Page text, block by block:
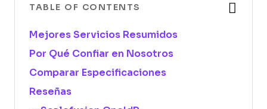
TABLE OF CONTENTS
Mejores Servicios Resumidos
Por Qué Confiar en Nosotros
Comparar Especificaciones
Reseñas